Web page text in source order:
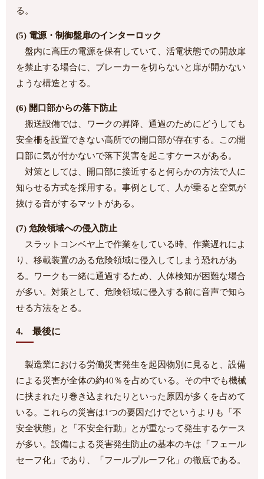
る。
(5) 電源・制御盤扉のインターロック
盤内に高圧の電源を保有していて、活電状態での開放扉
を禁止する場合に、ブレーカーを切らないと扉が開かない
ような構造とする。
(6) 開口部からの落下防止
搬送設備では、ワークの昇降、通過のためにどうしても
安全柵を設置できない高所での開口部が存在する。この開
口部に気が付かないで落下災害を起こすケースがある。
対策としては、開口部に接近すると何らかの方法で人に
知らせる方式を採用する。事例として、人が乗ると空気が
抜ける音がするマットがある。
(7) 危険領域への侵入防止
スラットコンベヤ上で作業をしている時、作業遅れによ
り、移載装置のある危険領域に侵入してしまう恐れがあ
る。ワークも一緒に通過するため、人体検知が困難な場合
が多い。対策として、危険領域に侵入する前に音声で知ら
せる方法をとる。
4. 最後に
製造業における労働災害発生を起因物別に見ると、設備
による災害が全体の約40％を占めている。その中でも機械
に挟まれたり巻き込まれたりといった原因が多くを占めて
いる。これらの災害は1つの要因だけでというよりも「不
安全状態」と「不安全行動」とが重なって発生するケース
が多い。設備による災害発生防止の基本のキは「フェール
セーフ化」であり、「フールプルーフ化」の徹底である。